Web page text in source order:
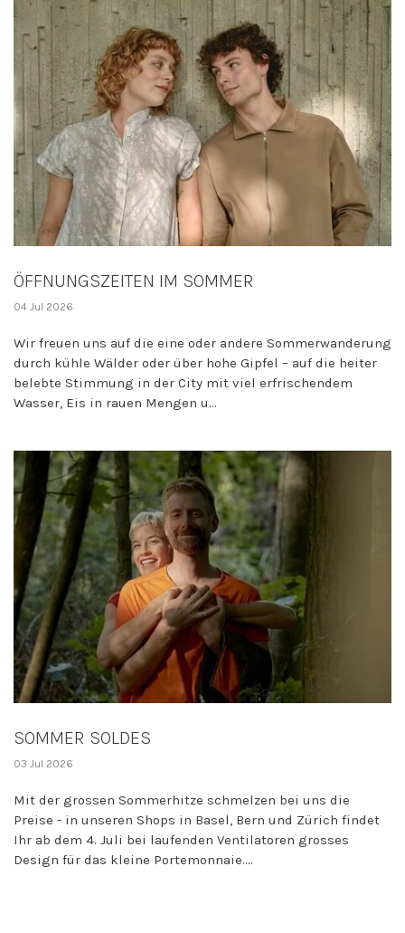
ÖFFNUNGSZEITEN IM SOMMER
04 Jul 2026
Wir freuen uns auf die eine oder andere Sommerwanderung
durch kühle Wälder oder über hohe Gipfel – auf die heiter
belebte Stimmung in der City mit viel erfrischendem
Wasser, Eis in rauen Mengen u...
SOMMER SOLDES
03 Jul 2026
Mit der grossen Sommerhitze schmelzen bei uns die
Preise - in unseren Shops in Basel, Bern und Zürich findet
Ihr ab dem 4. Juli bei laufenden Ventilatoren grosses
Design für das kleine Portemonnaie....